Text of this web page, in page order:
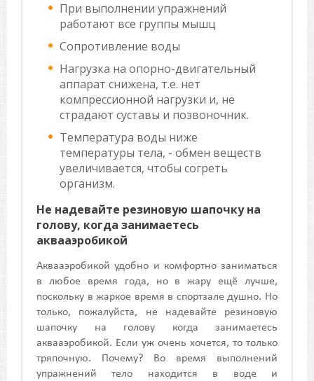
При выполнении упражнений
работают все группы мышц
Сопротивление воды
Нагрузка на опорно-двигательный
аппарат снижена, т.е. нет
компрессионной нагрузки и, не
страдают суставы и позвоночник.
Температура воды ниже
температуры тела, - обмен веществ
увеличивается, чтобы согреть
организм.
Не надевайте резиновую шапочку на
голову, когда занимаетесь
аквааэробикой
Аквааэробикой удобно и комфортно заниматься
в любое время года, но в жару ещё лучше,
поскольку в жаркое время в спортзале душно. Но
только, пожалуйста, не надевайте резиновую
шапочку на голову когда занимаетесь
аквааэробикой. Если уж очень хочется, то только
тряпочную. Почему? Во время выполнений
упражнений тело находится в воде и